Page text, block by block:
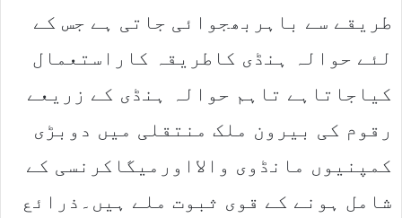
طریقے سے باہربھجوائی جاتی ہے جس کے
لئے حوالہ ہنڈی کاطریقہ کاراستعمال
کیاجاتاہے تاہم حوالہ ہنڈی کے زریعے
رقوم کی بیرون ملک منتقلی میں دوبڑی
کمپنیوں مانڈوی والااورمیگاکرنسی کے
شامل ہونے کے قوی ثبوت ملے ہیں۔ذرائع